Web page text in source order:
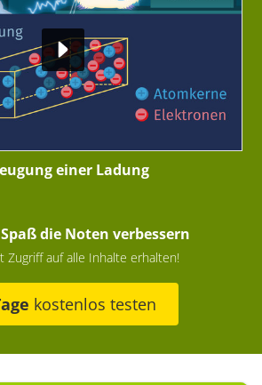
einer Ladung
die Noten verbessern
Zugriff auf alle Inhalte erhalten!
kostenlos testen